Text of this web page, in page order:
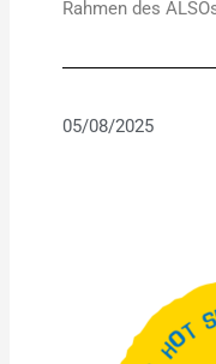
Rahmen des
05/08/2025